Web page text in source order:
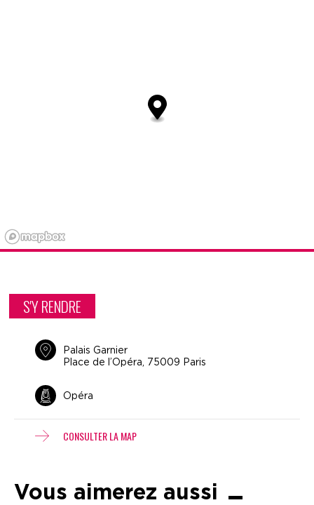
S'Y RENDRE
Palais Garnier
Place de l’Opéra, 75009 Paris
Opéra
CONSULTER LA MAP
Vous aimerez aussi